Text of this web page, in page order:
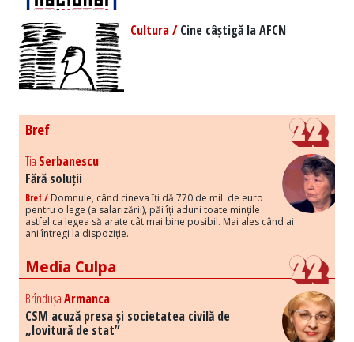
Cultura /Cine câștigă la AFCN
Bref
Tia Serbanescu
Fără soluții
Bref / Domnule, când cineva îți dă 770 de mil. de euro
pentru o lege (a salarizării), păi îți aduni toate mințile
astfel ca legea să arate cât mai bine posibil. Mai ales când ai
ani întregi la dispoziție.
Media Culpa
BrîndușaArmanca
CSM acuză presa și societatea civilă de
„lovitură de stat”